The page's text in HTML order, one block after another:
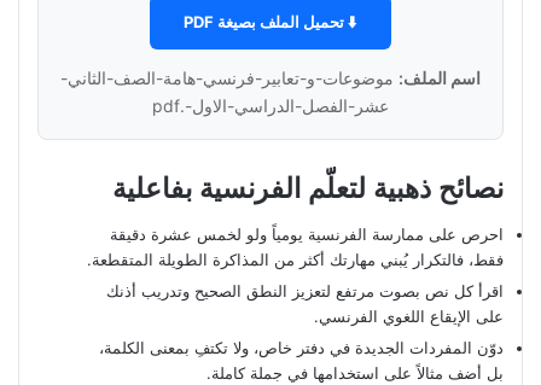
⬇️ تحميل الملف بصيغة PDF
اسم الملف: موضوعات-و-تعابير-فرنسي-هامة-الصف-الثاني-
عشر-الفصل-الدراسي-الاول-.pdf
نصائح ذهبية لتعلّم الفرنسية بفاعلية
احرص على ممارسة الفرنسية يومياً ولو لخمس عشرة دقيقة
فقط، فالتكرار يُبني مهارتك أكثر من المذاكرة الطويلة المتقطعة.
اقرأ كل نص بصوت مرتفع لتعزيز النطق الصحيح وتدريب أذنك
على الإيقاع اللغوي الفرنسي.
دوّن المفردات الجديدة في دفتر خاص، ولا تكتفِ بمعنى الكلمة،
بل أضف مثالاً على استخدامها في جملة كاملة.